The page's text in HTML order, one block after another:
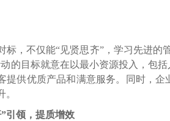
，不仅能“见贤思齐”，学习先进的
的目标就意在以最小资源投入，包
提供优质产品和满意服务。同时，
。
引领，提质增效